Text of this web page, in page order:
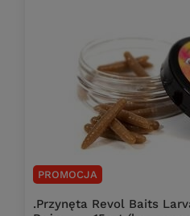
PROMOCJA
.Przynęta Revol Baits